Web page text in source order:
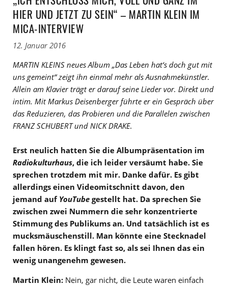
HIER UND JETZT ZU SEIN“ – MARTIN KLEIN IM
MICA-INTERVIEW
12. Januar 2016
MARTIN KLEINS neues Album „Das Leben hat‘s doch gut mit
uns gemeint“ zeigt ihn einmal mehr als Ausnahmekünstler.
Allein am Klavier trägt er darauf seine Lieder vor. Direkt und
intim. Mit Markus Deisenberger führte er ein Gespräch über
das Reduzieren, das Probieren und die Parallelen zwischen
FRANZ SCHUBERT und NICK DRAKE.
Erst neulich hatten Sie die Albumpräsentation im
Radiokulturhaus, die ich leider versäumt habe. Sie
sprechen trotzdem mit mir. Danke dafür. Es gibt
allerdings einen Videomitschnitt davon, den
jemand auf YouTube gestellt hat. Da sprechen Sie
zwischen zwei Nummern die sehr konzentrierte
Stimmung des Publikums an. Und tatsächlich ist es
mucksmäuschenstill. Man könnte eine Stecknadel
fallen hören. Es klingt fast so, als sei Ihnen das ein
wenig unangenehm gewesen.
Martin Klein: Nein, gar nicht, die Leute waren einfach